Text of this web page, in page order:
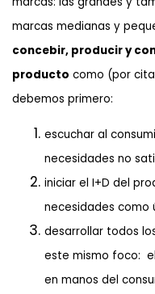
marcas medianas y
concebir, producir y
producto como (por
debemos primero:
escuchar al
necesidades no
iniciar el I+D del
necesidades como
desarrollar todos
este mismo foco:
en manos del